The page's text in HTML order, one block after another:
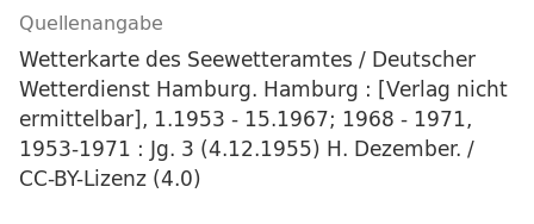
Quellenangabe
Wetterkarte des Seewetteramtes / Deutscher
Wetterdienst Hamburg. Hamburg : [Verlag nicht
ermittelbar], 1.1953 - 15.1967; 1968 - 1971,
1953-1971 : Jg. 3 (4.12.1955) H. Dezember. /
CC-BY-Lizenz (4.0)